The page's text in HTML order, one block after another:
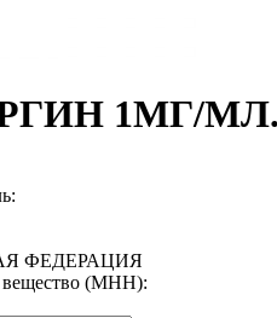
1МГ/
:
ФЕДЕРАЦИЯ
вещество (МНН):